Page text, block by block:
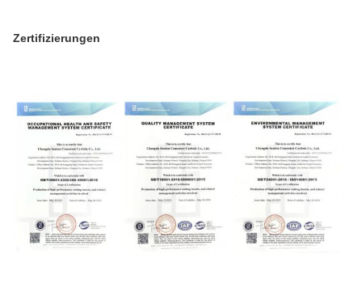
Zertifizierungen